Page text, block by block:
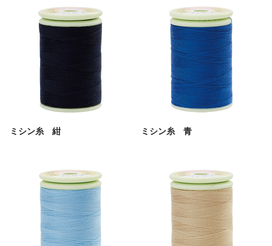
身だしなみ用品
裁縫・ソーイング用品
身だしなみ用品
裁縫・ソーイング用品
ミシン糸 紺 ミシン糸 青